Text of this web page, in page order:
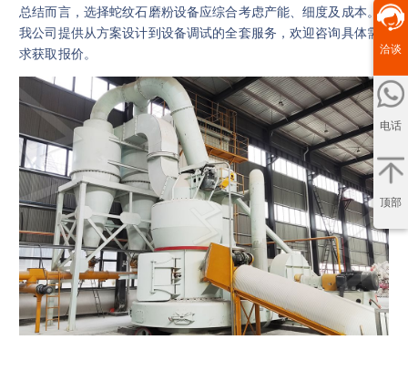
总结而言，选择蛇纹石磨粉设备应综合考虑产能、细度及成本。
我公司提供从方案设计到设备调试的全套服务，欢迎咨询具体需
求获取报价。
洽谈
电话
顶部